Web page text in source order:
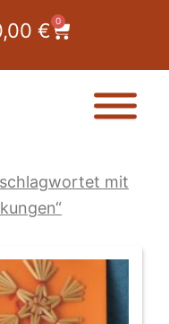
€ 0
Warenkorb
mit